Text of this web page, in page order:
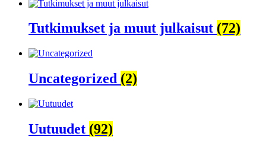
Tutkimukset ja muut julkaisut (72)
Uncategorized (2)
Uutuudet (92)